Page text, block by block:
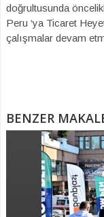
doğrultusunda
Peru ‘ya Ticaret
çalışmalar devam
BENZER